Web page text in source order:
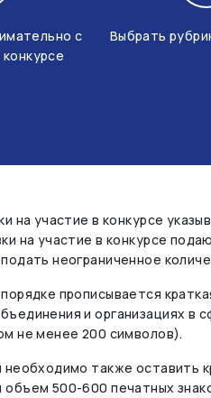
с
Выбрать
на участие в конкурсе
на участие в конкурсе
неограниченное
прописывается
и организациях в
не менее 200 символов).
необходимо также
500-600 печатных